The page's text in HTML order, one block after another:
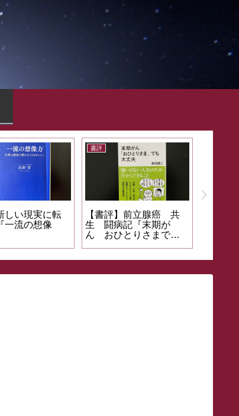
書評
【書評】前立腺癌 共
生 闘病記『末期が
ん おひとりさまでも
自分らしい生き方の指
針『教養としての哲
学』